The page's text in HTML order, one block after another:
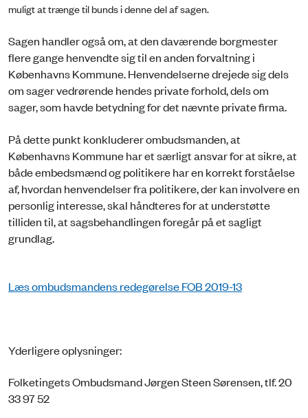
muligt at trænge til bunds i denne del af sagen.
Sagen handler også om, at den daværende borgmester
flere gange henvendte sig til en anden forvaltning i
Københavns Kommune. Henvendelserne drejede sig dels
om sager vedrørende hendes private forhold, dels om
sager, som havde betydning for det nævnte private firma.
På dette punkt konkluderer ombudsmanden, at
Københavns Kommune har et særligt ansvar for at sikre, at
både embedsmænd og politikere har en korrekt forståelse
af, hvordan henvendelser fra politikere, der kan involvere en
personlig interesse, skal håndteres for at understøtte
tilliden til, at sagsbehandlingen foregår på et sagligt
grundlag.
Læs ombudsmandens redegørelse FOB 2019-13
Yderligere oplysninger:
Folketingets Ombudsmand Jørgen Steen Sørensen, tlf. 20
33 97 52